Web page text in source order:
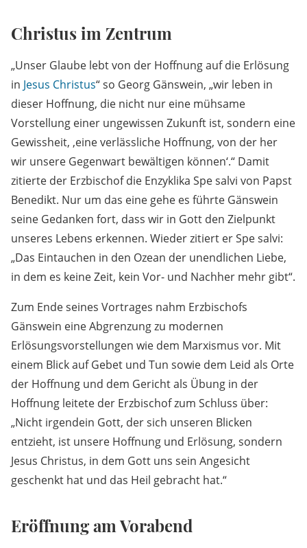
Christus im Zentrum
„Unser Glaube lebt von der Hoffnung auf die Erlösung
in Jesus Christus“ so Georg Gänswein, „wir leben in
dieser Hoffnung, die nicht nur eine mühsame
Vorstellung einer ungewissen Zukunft ist, sondern eine
Gewissheit, ‚eine verlässliche Hoffnung, von der her
wir unsere Gegenwart bewältigen können‘.“ Damit
zitierte der Erzbischof die Enzyklika Spe salvi von Papst
Benedikt. Nur um das eine gehe es führte Gänswein
seine Gedanken fort, dass wir in Gott den Zielpunkt
unseres Lebens erkennen. Wieder zitiert er Spe salvi:
„Das Eintauchen in den Ozean der unendlichen Liebe,
in dem es keine Zeit, kein Vor- und Nachher mehr gibt“.
Zum Ende seines Vortrages nahm Erzbischofs
Gänswein eine Abgrenzung zu modernen
Erlösungsvorstellungen wie dem Marxismus vor. Mit
einem Blick auf Gebet und Tun sowie dem Leid als Orte
der Hoffnung und dem Gericht als Übung in der
Hoffnung leitete der Erzbischof zum Schluss über:
„Nicht irgendein Gott, der sich unseren Blicken
entzieht, ist unsere Hoffnung und Erlösung, sondern
Jesus Christus, in dem Gott uns sein Angesicht
geschenkt hat und das Heil gebracht hat.“
Eröffnung am Vorabend